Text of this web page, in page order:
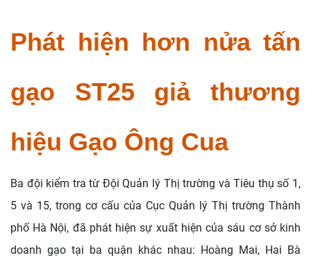
Phát hiện hơn nửa tấn
gạo ST25 giả thương
hiệu Gạo Ông Cua
Ba đội kiểm tra từ Đội Quản lý Thị trường và Tiêu thụ số 1,
5 và 15, trong cơ cấu của Cục Quản lý Thị trường Thành
phố Hà Nội, đã phát hiện sự xuất hiện của sáu cơ sở kinh
doanh gạo tại ba quận khác nhau: Hoàng Mai, Hai Bà